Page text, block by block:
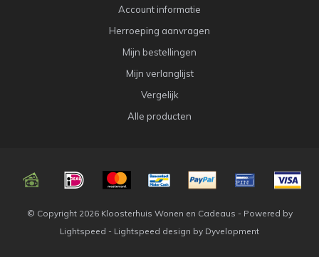
Account informatie
Herroeping aanvragen
Mijn bestellingen
Mijn verlanglijst
Vergelijk
Alle producten
© Copyright 2026 Kloosterhuis Wonen en Cadeaus - Powered by
Lightspeed - Lightspeed design by Dyvelopment